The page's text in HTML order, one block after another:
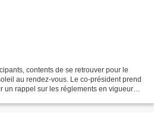
contents de se retrouver pour le
au rendez-vous. Le co-président prend
un rappel sur les réglements en vigueur